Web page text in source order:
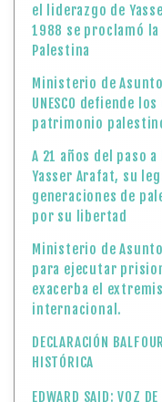
el liderazgo de
1988 se proclamó
Palestina
Ministerio de
UNESCO defiende
patrimonio
A 21 años del paso
Yasser Arafat, su
generaciones de
por su libertad
Ministerio de
para ejecutar
exacerba el
internacional.
DECLARACIÓN
HISTÓRICA
EDWARD SAID: VOZ